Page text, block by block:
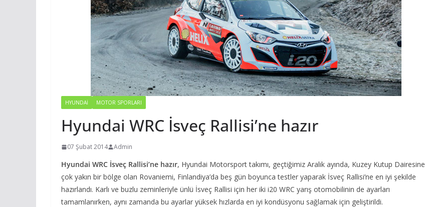
HYUNDAI MOTOR SPORLARI
Hyundai WRC İsveç Rallisi’ne hazır
07 Şubat 2014 Admin
Hyundai WRC İsveç Rallisi’ne hazır, Hyundai Motorsport takımı, geçtiğimiz Aralık ayında, Kuzey Kutup Dairesine
çok yakın bir bölge olan Rovaniemi, Finlandiya’da beş gün boyunca testler yaparak İsveç Rallisi’ne en iyi şekilde
hazırlandı. Karlı ve buzlu zeminleriyle ünlü İsveç Rallisi için her iki i20 WRC yarış otomobilinin de ayarları
tamamlanırken, aynı zamanda bu ayarlar yüksek hızlarda en iyi kondüsyonu sağlamak için geliştirildi.